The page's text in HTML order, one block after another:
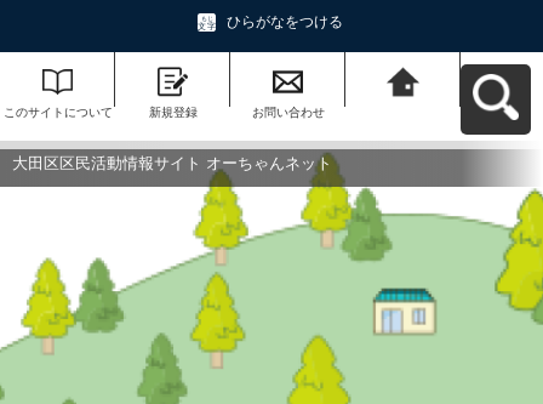
ひらがなをつける
このサイトについて 新規登録 お問い合わせ
ットへ戻る
大田区区民活動情報サイト オーちゃんネット